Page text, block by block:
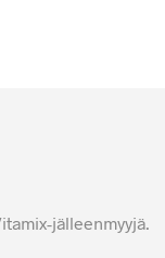
jälleenmyyjä.